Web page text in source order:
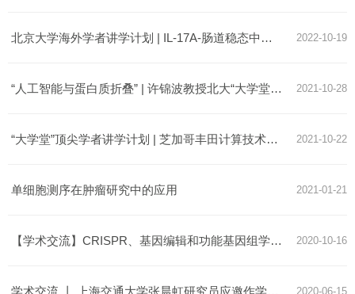
2022-10-19
北京大学海外学者讲学计划 | IL-17A-肠道稳态中的一把双刃剑
2021-10-28
“人工智能与蛋白质折叠” | 许锦波教授北大“大学堂”顶尖学者讲座
2021-10-22
“大学堂”顶尖学者讲学计划 | 芝加哥丰田计算技术研究所许锦波教授讲座预告
2021-01-21
单细胞测序在肿瘤研究中的应用
2020-10-16
【学术交流】CRISPR、基因编辑和功能基因组学；PUBMED检索完全攻略
2020-06-15
学术交流 丨 上海交通大学张晨虹研究员应邀作学术报告